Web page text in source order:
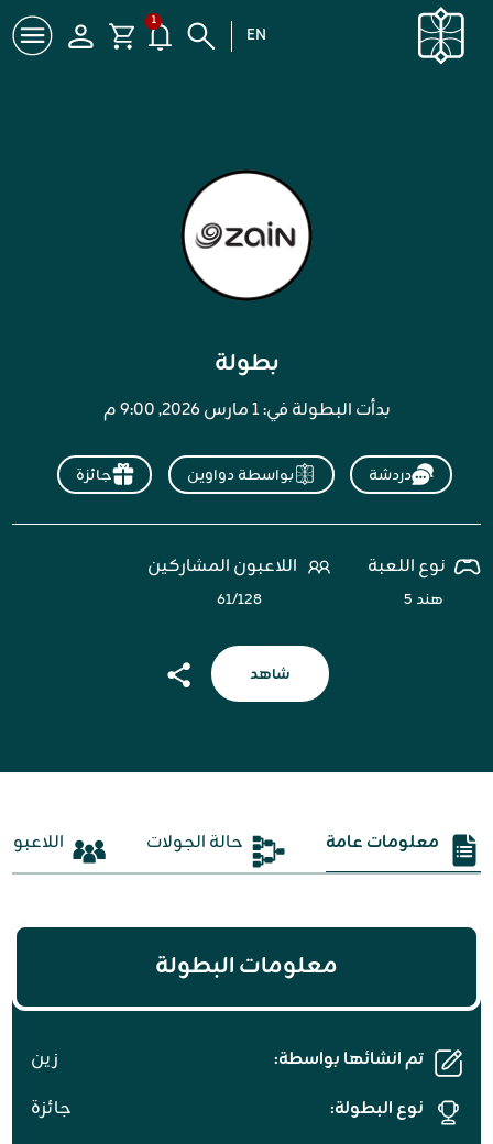
EN
1
بطولة
بدأت البطولة في: ١ مارس ٢۰٢٦, ۹:۰۰ م
دردشة بواسطة دواوين جائزة
نوع اللعبة
هند ٥
اللاعبون المشاركين
١٢۸/٦١
شاهد
معلومات عامة حالة الجولات
معلومات البطولة
تم انشائها بواسطة:
زين
نوع البطولة:
جائزة